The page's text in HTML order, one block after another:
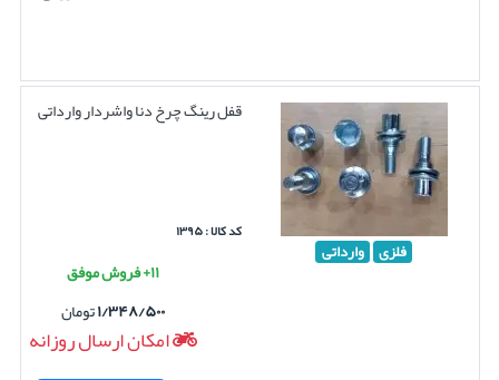
فلزی وارداتی
قفل رینگ چرخ دنا واشردار وارداتی
کد کالا : ۱۳۹۵
۱۱+ فروش موفق
۱/۳۴۸/۵۰۰تومان
امکان ارسال روزانه